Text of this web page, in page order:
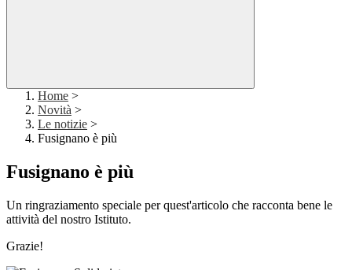
Home >
Novità >
Le notizie >
Fusignano è più
Fusignano è più
Un ringraziamento speciale per quest'articolo che racconta bene le
attività del nostro Istituto.
Grazie!